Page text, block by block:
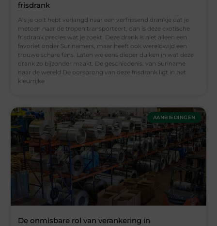
frisdrank
Als je ooit hebt verlangd naar een verfrissend drankje dat je
meteen naar de tropen transporteert, dan is deze exotische
frisdrank precies wat je zoekt. Deze drank is niet alleen een
favoriet onder Surinamers, maar heeft ook wereldwijd een
trouwe schare fans. Laten we eens dieper duiken in wat deze
drank zo bijzonder maakt. De geschiedenis: van Suriname
naar de wereld De oorsprong van deze frisdrank ligt in het
kleurrijke
AANBIEDINGEN
De onmisbare rol van verankering in